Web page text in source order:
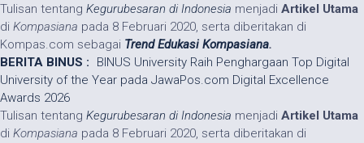
Tulisan tentang Kegurubesaran di Indonesia menjadi Artikel Utama
di Kompasiana pada 8 Februari 2020, serta diberitakan di
Kompas.com sebagai Trend Edukasi Kompasiana.
BERITA BINUS :
BINUS University Raih Penghargaan Top Digital
University of the Year pada JawaPos.com Digital Excellence
Awards 2026
Tulisan tentang Kegurubesaran di Indonesia menjadi Artikel Utama
di Kompasiana pada 8 Februari 2020, serta diberitakan di